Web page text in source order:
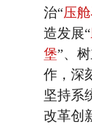
治“压
造发展“
堡”、
作，深
坚持系
改革创